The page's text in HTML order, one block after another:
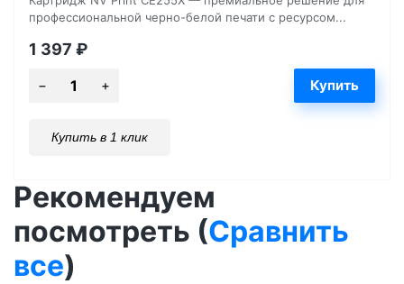
профессиональной черно-белой печати с ресурсом...
1 397 ₽
Купить в 1 клик
Рекомендуем
посмотреть (Сравнить
все)